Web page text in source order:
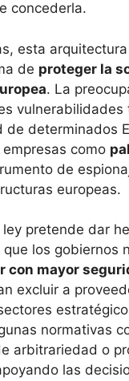
concederla.
esta
de proteger la
. La
vulnerabilidades
de determinados
empresas como
de
europeas.
ley pretende dar
los gobiernos
con mayor
excluir a
normativas
arbitrariedad o
las